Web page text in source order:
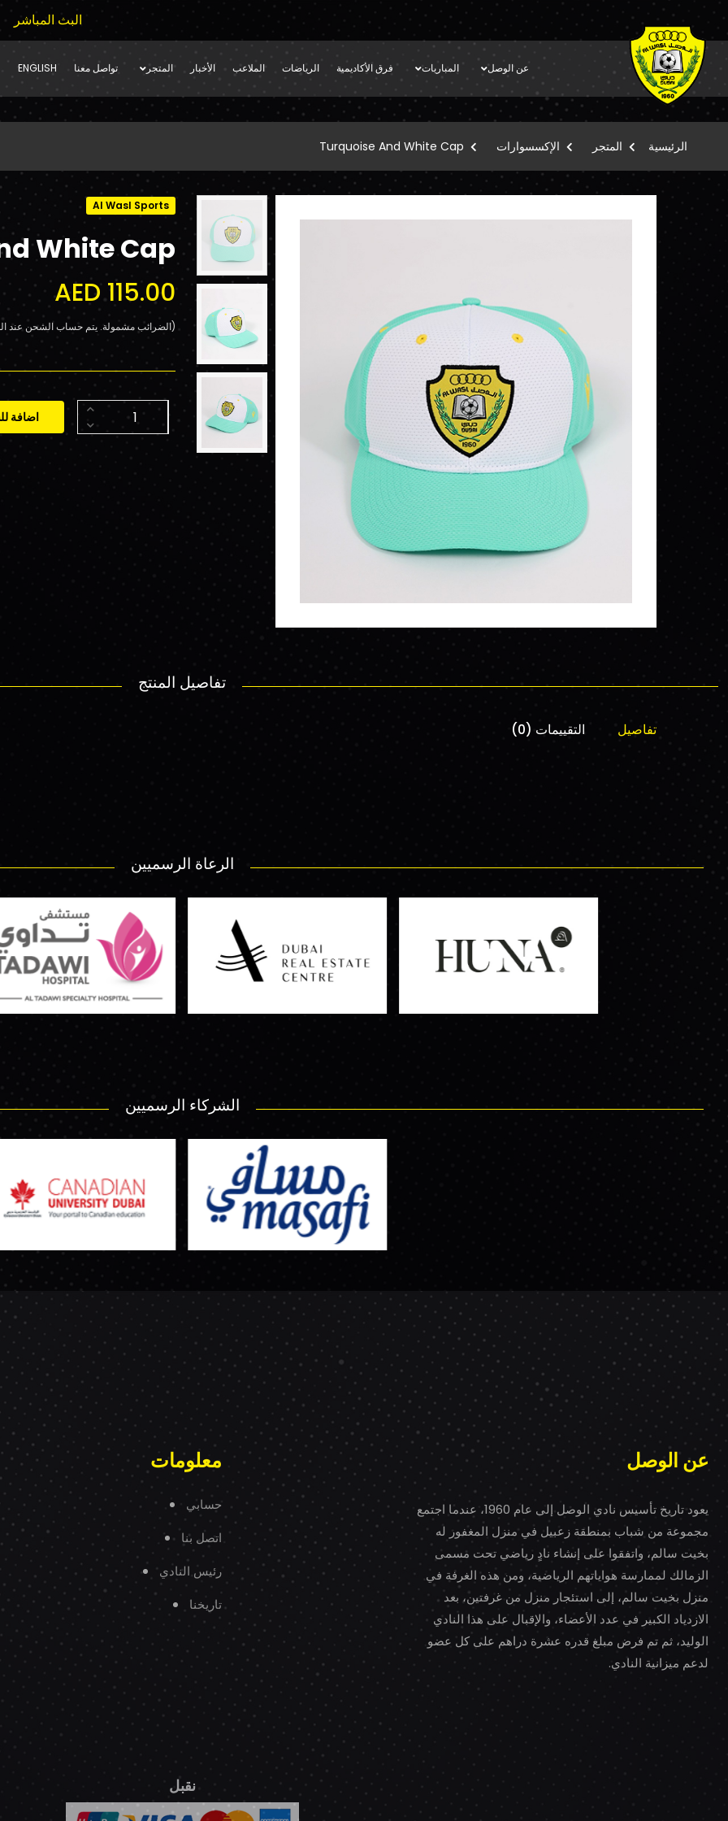
البث المباشر
عن الوصل المباريات فرق الأكاديمية الرياضات الملاعب الأخبار المتجر تواصل معنا ENGLISH
الرئيسية المتجر الإكسسوارات Turquoise And White Cap
Al Wasl Sports
White Cap
AED 115.00
(الضرائب مشمولة. يتم حساب الشحن عند
اضافة
تفاصيل المنتج
تفاصيل التقييمات (0)
الرعاة الرسميين
الشركاء الرسميين
عن الوصل
يعود تاريخ تأسيس نادي الوصل إلى عام 1960، عندما اجتمع
مجموعة من شباب بمنطقة زعبيل في منزل المغفور له
بخيت سالم، واتفقوا على إنشاء نادٍ رياضي تحت مسمى
الزمالك لممارسة هواياتهم الرياضية، ومن هذه الغرفة في
منزل بخيت سالم، إلى استئجار منزل من غرفتين، بعد
الازدياد الكبير في عدد الأعضاء، والإقبال على هذا النادي
الوليد، ثم تم فرض مبلغ قدره عشرة دراهم على كل عضو
لدعم ميزانية النادي.
معلومات
حسابي
اتصل بنا
رئيس النادي
تاريخنا
نقبل